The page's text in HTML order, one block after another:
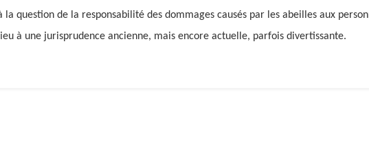
la question de la responsabilité des dommages causés par les abeilles aux
à une jurisprudence ancienne, mais encore actuelle, parfois divertissante.